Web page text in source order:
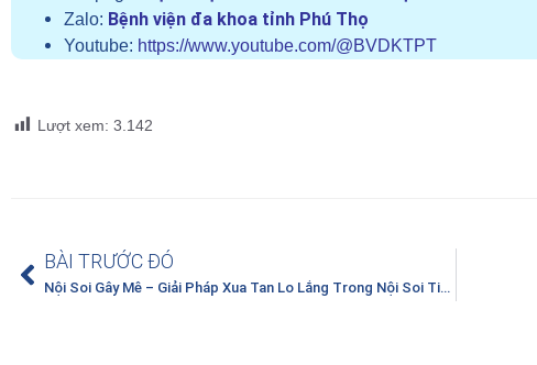
Zalo: Bệnh viện đa khoa tỉnh Phú Thọ
Youtube: https://www.youtube.com/@BVDKTPT
Lượt xem: 3.142
BÀI TRƯỚC ĐÓ
Nội Soi Gây Mê – Giải Pháp Xua Tan Lo Lắng Trong Nội Soi Tiêu Hóa